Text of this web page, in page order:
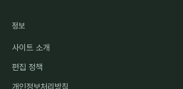
정보
사이트 소개
편집 정책
개인정보처리방침